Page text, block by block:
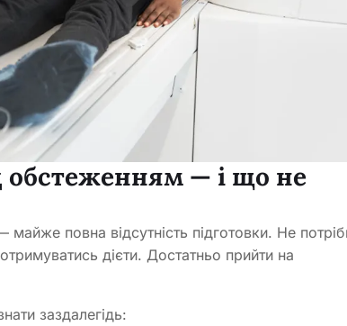
обстеженням — і що не
повна відсутність підготовки. Не
дієти. Достатньо прийти на
заздалегідь: